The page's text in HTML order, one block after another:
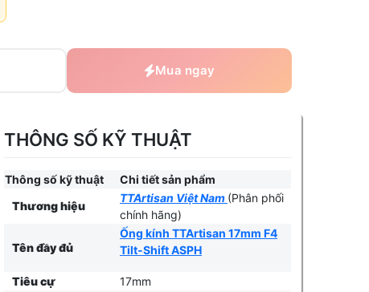
Mua ngay
THÔNG SỐ KỸ THUẬT
Thông số kỹ thuật
Chi tiết sản phẩm
Thương hiệu
TTArtisan Việt Nam (Phân phối
chính hãng)
Tên đầy đủ
Ống kính TTArtisan 17mm F4
Tilt-Shift ASPH
Tiêu cự
17mm